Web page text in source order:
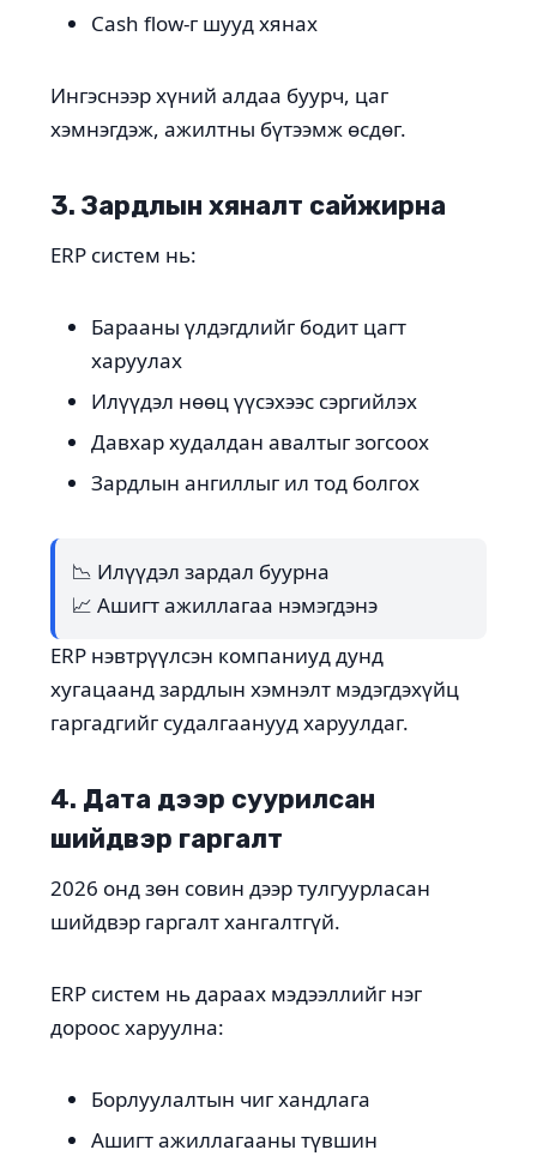
Cash flow-г шууд хянах
Ингэснээр хүний алдаа буурч, цаг
хэмнэгдэж, ажилтны бүтээмж өсдөг.
3. Зардлын хяналт сайжирна
ERP систем нь:
Барааны үлдэгдлийг бодит цагт
харуулах
Илүүдэл нөөц үүсэхээс сэргийлэх
Давхар худалдан авалтыг зогсоох
Зардлын ангиллыг ил тод болгох
📉 Илүүдэл зардал буурна
📈 Ашигт ажиллагаа нэмэгдэнэ
ERP нэвтрүүлсэн компаниуд дунд
хугацаанд зардлын хэмнэлт мэдэгдэхүйц
гаргадгийг судалгаанууд харуулдаг.
4. Дата дээр суурилсан
шийдвэр гаргалт
2026 онд зөн совин дээр тулгуурласан
шийдвэр гаргалт хангалтгүй.
ERP систем нь дараах мэдээллийг нэг
дороос харуулна:
Борлуулалтын чиг хандлага
Ашигт ажиллагааны түвшин